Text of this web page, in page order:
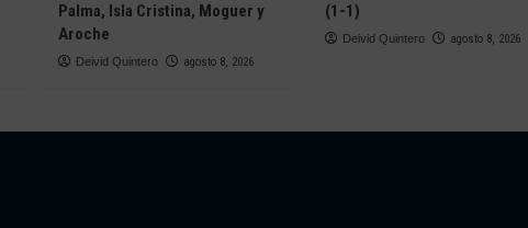
Palma, Isla Cristina, Moguer y
Aroche
Deivid Quintero agosto 8, 2026
(1-1)
Deivid Quintero agosto 8, 2026